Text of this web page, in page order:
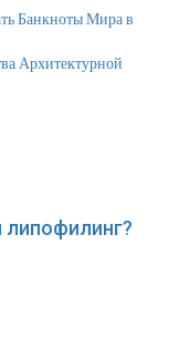
Банкноты Мира в
Архитектурной